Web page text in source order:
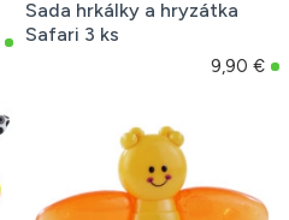
Sada hrkálky a hryzátka
Safari 3 ks
9,90 €